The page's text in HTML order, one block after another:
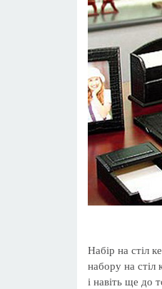
Набір на стіл
набору на стіл
і навіть ще до